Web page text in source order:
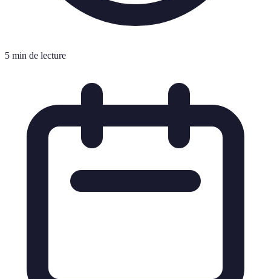
5 min de lecture